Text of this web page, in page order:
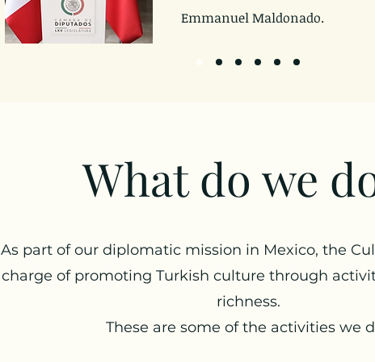
Emmanuel Maldonado.
What do we
As part of our diplomatic mission in Mexico, the
charge of promoting Turkish culture through
richness.
These are some of the activities we